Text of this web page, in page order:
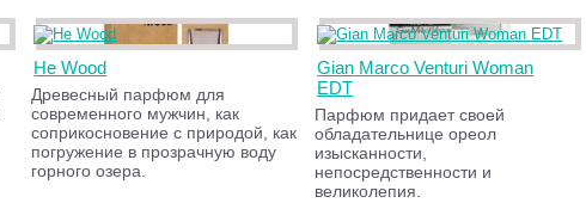
He Wood
Древесный парфюм для
современного мужчин, как
соприкосновение с природой, как
погружение в прозрачную воду
горного озера.
Gian Marco Venturi Woman
EDT
Парфюм придает своей
обладательнице ореол
изысканности,
непосредственности и
великолепия.